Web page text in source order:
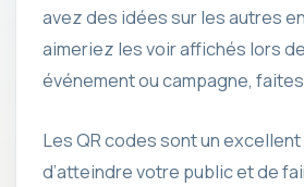
avez des idées sur les autres
aimeriez les voir affichés lors
événement ou campagne,
Les QR codes sont un
d’atteindre votre public et de